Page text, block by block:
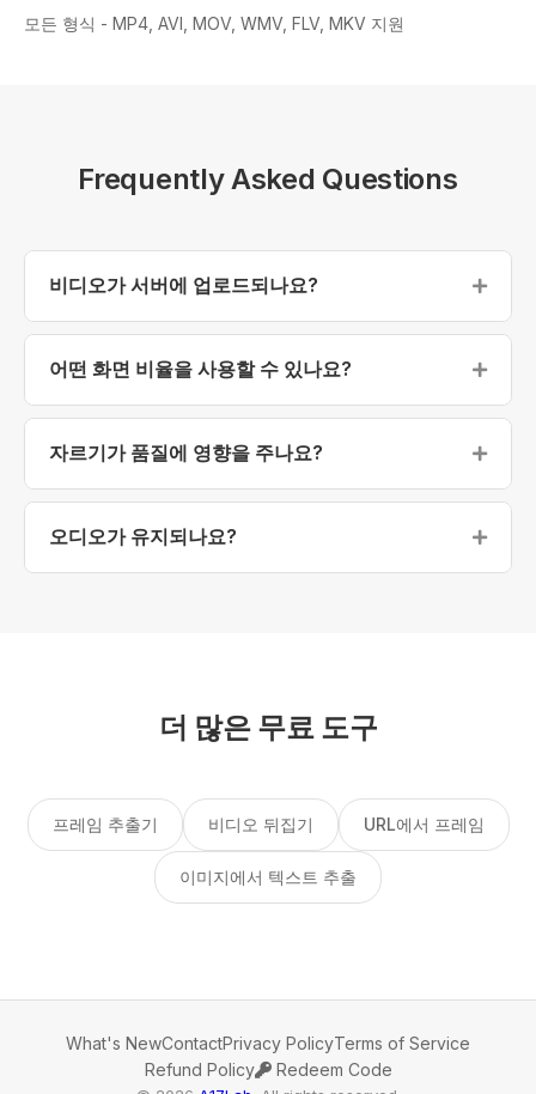
모든 형식 - MP4, AVI, MOV, WMV, FLV, MKV 지원
Frequently Asked Questions
비디오가 서버에 업로드되나요?
아니요, 비디오는 업로드되지 않습니다. 모든 처리는 로
컬에서 이루어집니다.
어떤 화면 비율을 사용할 수 있나요?
1:1, 16:9, 9:16, 4:3, 4:5를 제공합니다. 자유 자르기도 가
능합니다.
자르기가 품질에 영향을 주나요?
비디오가 재인코딩됩니다. 높은 품질이 유지됩니다.
오디오가 유지되나요?
더 많은 무료 도구
프레임 추출기 비디오 뒤집기 URL에서 프레임
이미지에서 텍스트 추출
What's NewContactPrivacy PolicyTerms of Service
Refund Policy
Redeem Code